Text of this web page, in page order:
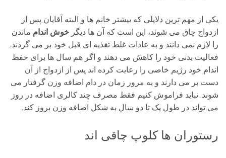
یکی از مهم ترین دلایلی که بیشتر خانم ها و البته آقایان پس از
ازدواج چاق می شوند، این است که آن ها دیگر خوش اندام ماندن
را لازم نمی دانند و به عادات غلط تغذیه ای قبل خود بر می گردند.
فعالیت بدنی خود را کاهش می دهند و اگر هم سال ها برای حفظ
اندام خود رژیم خاصی را رعایت کرده اند پس از ازدواج از آن
دست بر می دارند و به مرور زمان در دام اضافه وزن گرفتار می
شوند. نباید فراموش کنیم فقط مصرف چند کالری اضافه در روز
می تواند در طول یک تا دو سال به شکل اضافه وزن بروز کند.
رستوران ها کلوپ چاقی اند